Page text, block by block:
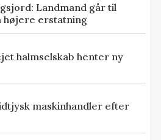
Landmand går til
højere erstatning
halmselskab henter ny
maskinhandler efter